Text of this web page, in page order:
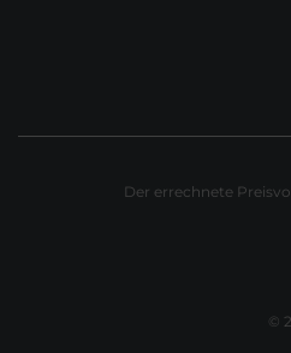
Der errechnete
©